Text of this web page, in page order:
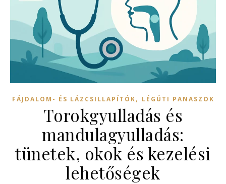
FÁJDALOM- ÉS LÁZCSILLAPÍTÓK, LÉGÚTI PANASZOK
Torokgyulladás és
mandulagyulladás:
tünetek, okok és kezelési
lehetőségek